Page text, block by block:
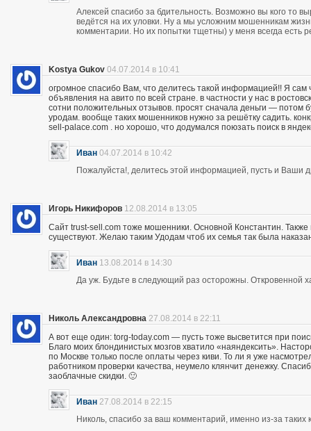
Алексей спасибо за бдительность. Возможно вы кого то
ведётся на их уловки. Ну а мы усложним мошенникам
комментарии. Но их попытки тщетны) у меня всегда есть
Kostya Gukov 04.07.2014 в 10:41
огромное спасибо Вам, что делитесь такой информацией!! Я
объявления на авито по всей стране. в частности у нас в
сотни положительных отзывов. просят сначала деньги — потом
уродам. вообще таких мошенников нужно за решётку садить.
sell-palace.com . но хорошо, что додумался поюзать поиск в
Иван 04.07.2014 в 10:42
Пожалуйста!, делитесь этой информацией, пусть и Ваши
Игорь Никифоров 12.08.2014 в 13:05
Сайт trust-sell.com тоже мошенники. Основной Константин.
существуют. Желаю таким Удодам чтоб их семья так была
Иван 13.08.2014 в 14:30
Да уж. Будьте в следующий раз осторожны. Откровенной
Николь Александровна 27.08.2014 в 22:11
А вот еще один: torg-today.com — пусть тоже высветится при
Благо моих блондинистых мозгов хватило «наяндексить».
по Москве только после оплаты через киви. То ли я уже
работником проверки качества, неумело клянчит денежку.
заоблачные скидки. 🙂
Иван 27.08.2014 в 22:15
Николь, спасибо за ваш комментарий, именно из-за